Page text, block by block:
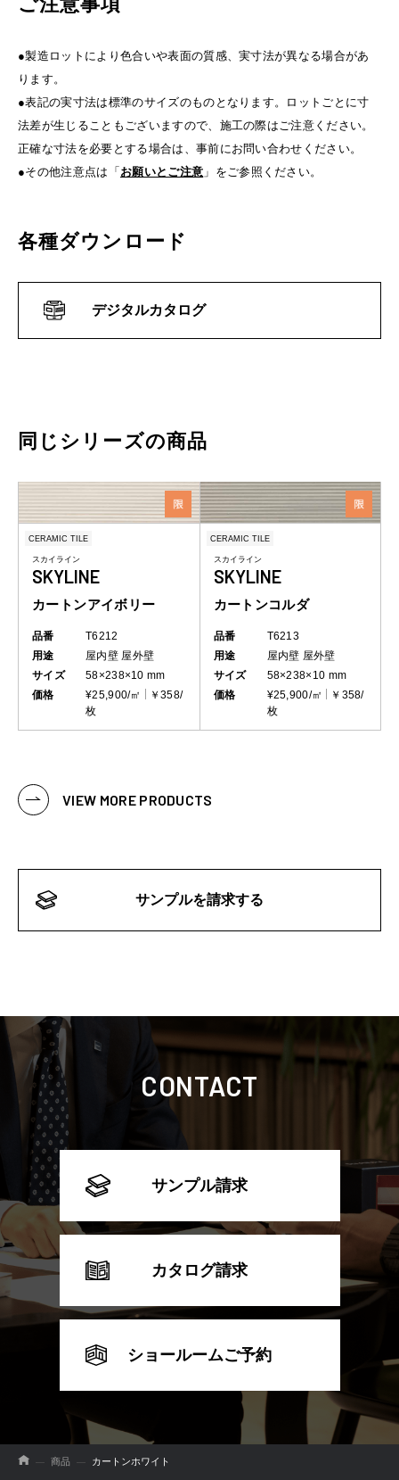
●製造ロットにより色合いや表面の質感、実寸法が異なる場合があ
ります。
●表記の実寸法は標準のサイズのものとなります。ロットごとに寸
法差が生じることもございますので、施工の際はご注意ください。
正確な寸法を必要とする場合は、事前にお問い合わせください。
●その他注意点は「 お願いとご注意 」をご参照ください。
各種ダウンロード
デジタルカタログ
同じシリーズの商品
CERAMIC TILE
スカイライン
SKYLINE
カートンアイボリー
品番
T6212
用途
屋内壁 屋外壁
サイズ
58×238×10 mm
価格
¥25,900/㎡
￥358/
枚
CERAMIC TILE
スカイライン
SKYLINE
カートンコルダ
品番
T6213
用途
屋内壁 屋外壁
サイズ
58×238×10 mm
価格
¥25,900/㎡
￥358/
枚
VIEW MORE PRODUCTS
サンプルを請求する
CONTACT
サンプル請求
カタログ請求
ショールームご予約
商品 カートンホワイト